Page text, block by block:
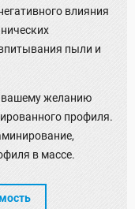
влияния
пыли и
желанию
профиля.
в массе.